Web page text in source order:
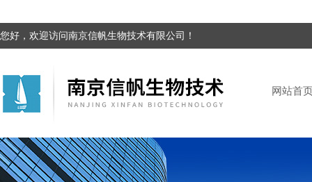
您好，欢迎访问南京信帆生物技术有限公司！
网站首